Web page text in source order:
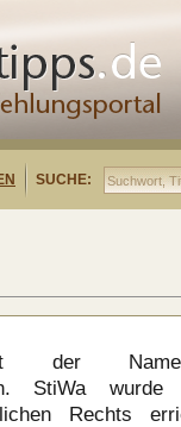
SUCHE:
der
StiWa
Rechts